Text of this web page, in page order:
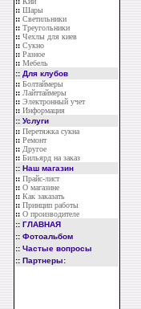
:: Шары
:: Светильники
:: Треугольники
:: Чехлы для киев
:: Сукно
:: Разное
:: Мебель
:: Для клубов
:: Болтаймеры
:: Лайттаймеры
:: Электронный учет
:: Информация
:: Услуги
:: Перетяжка сукна
:: Ремонт
:: Другое
:: Бильярд на заказ
:: Наш магазин
:: Прайс-лист
:: О магазине
:: Как заказать
:: Принцип работы
:: О производителе
:: ГЛАВНАЯ
:: Фотоальбом
:: Частые вопросы
:: Партнеры: